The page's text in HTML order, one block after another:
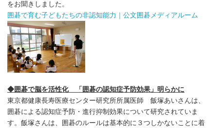
をお聞きしました。
囲碁で育む子どもたちの非認知能力｜公文囲碁メディアルーム
◆囲碁で脳を活性化 「囲碁の認知症予防効果」明らかに
東京都健康長寿医療センター研究所所属医師 飯塚あいさんは、
囲碁による認知症予防・進行抑制効果について研究されていま
す。飯塚さんは、囲碁のルールは基本的に３つしかないことに着